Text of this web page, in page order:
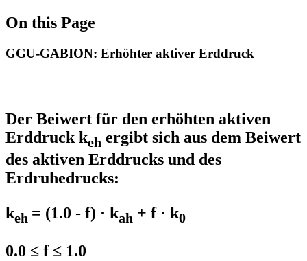
On this Page
GGU-GABION: Erhöhter aktiver Erddruck
Der Beiwert für den erhöhten aktiven
Erddruck keh ergibt sich aus dem Beiwert
des aktiven Erddrucks und des
Erdruhedrucks:
keh = (1.0 - f) · kah + f · k0
0.0 ≤ f ≤ 1.0